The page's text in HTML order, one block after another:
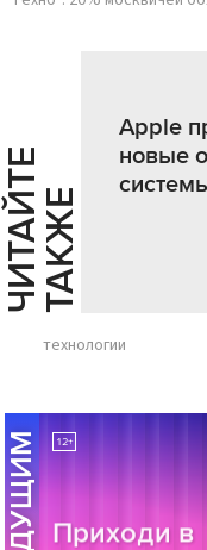
Ч
И
Т
АЙ
Т
Е
Т
А
К
ЖЕ
Apple
новые
технологии